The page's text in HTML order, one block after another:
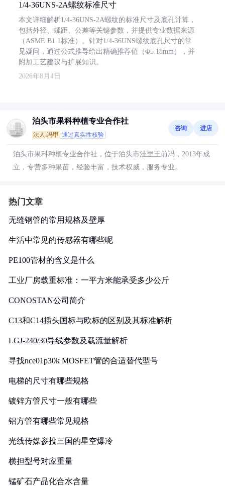
1/4-36UNS-2A螺纹标准尺寸
本文详细解析1/4-36UNS-2A螺纹的标准尺寸及底孔计算，
包括外径、螺距、公差等关键参数，并提供专业数据来源
（ASME B1.1标准）。针对1/4-36UNS螺纹底孔尺寸的常
见疑问，通过公式推导给出精确推荐值（Φ5.18mm），并
附加工艺建议与扩展知识。
2026年8月4日
泊头市果科种植专业合作社
法人:冯甲 通过真实性核验
咨询 进店
泊头市果科种植专业合作社，位于泊头市洼里王前冯，2013年成
立，专营多种果苗，经验丰富，技术权威，服务专业。
热门文章
无缝钢管的常用规格及壁厚
生活中常见的传感器有哪些呢
PE100管材的含义是什么
工业厂房载重标准：一平方米能承受多少公斤
CONOSTAN公司简介
C13和C14插头国标与欧标的区别及其标准解析
LGJ-240/30导线参数及载流量解析
寻找nce01p30k MOSFET管的合适替代型号
电梯的尺寸有哪些规格
镀锌方管尺寸一般有哪些
铝方管有哪些常见规格
光线传媒参投三国的星空爆冷
横担型号对应重量
锰矿石产品化合水含量